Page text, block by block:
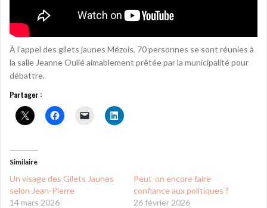
À l’appel des gilets jaunes Mézois, 70 personnes se sont réunies à
la salle Jeanne Oulié aimablement prêtée par la municipalité pour
débattre.
Partager :
Similaire
Un visage des Gilets Jaunes
selon Jean-Pierre
14 mars 2026
Peut-on encore faire
confiance aux politiques ?
26 février 2026